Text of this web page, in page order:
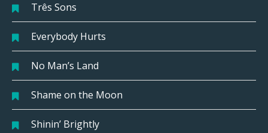
Três Sons
Everybody Hurts
No Man’s Land
Shame on the Moon
Shinin’ Brightly